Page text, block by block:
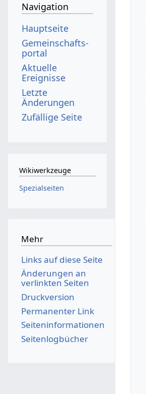
Navigation
Hauptseite
Gemeinschafts­
portal
Aktuelle
Ereignisse
Letzte
Änderungen
Zufällige Seite
Wikiwerkzeuge
Spezialseiten
Mehr
Links auf diese Seite
Änderungen an
verlinkten Seiten
Druckversion
Permanenter Link
Seiten­­informationen
Seitenlogbücher